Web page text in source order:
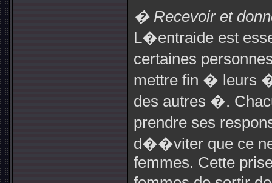
� Recevoir et
L�entraide est
certaines
mettre fin � leurs
des autres �.
prendre ses
d��viter que ce
femmes. Cette